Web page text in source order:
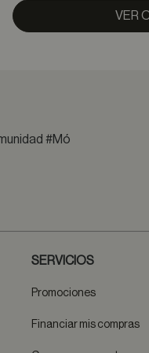
VER
#Mó
SERVICIOS
Promociones
Financiar mis compras